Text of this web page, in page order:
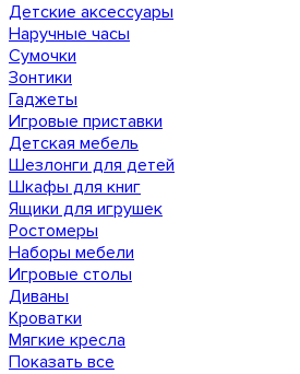
Детские аксессуары
Наручные часы
Сумочки
Зонтики
Гаджеты
Игровые приставки
Детская мебель
Шезлонги для детей
Шкафы для книг
Ящики для игрушек
Ростомеры
Наборы мебели
Игровые столы
Диваны
Кроватки
Мягкие кресла
Показать все